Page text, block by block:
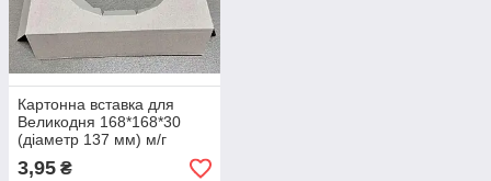
Картонна вставка для
Великодня 168*168*30
(діаметр 137 мм) м/г
картон
3,95 ₴